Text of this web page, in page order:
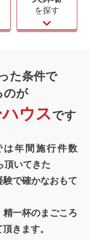
を探す
た条件で
のが
ウスです
年間施行件数
頂いてきた
験で確かなおもて
一杯のまごころ
きます。